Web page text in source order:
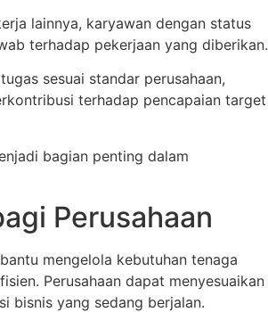
lainnya, karyawan dengan status
terhadap pekerjaan yang diberikan.
sesuai standar perusahaan,
terhadap pencapaian target
bagian penting dalam
Perusahaan
mengelola kebutuhan tenaga
Perusahaan dapat menyesuaikan
bisnis yang sedang berjalan.